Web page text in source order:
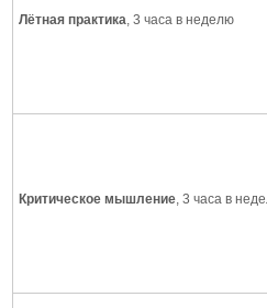
Лётная практика , 3 часа в неделю
Критическое мышление , 3 часа в